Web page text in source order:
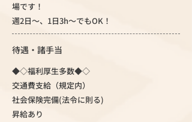
場です！
週2日～、1日3h～でもOK！
待遇・諸手当
◆◇福利厚生多数◆◇
交通費支給（規定内）
社会保険完備(法令に則る)
昇給あり